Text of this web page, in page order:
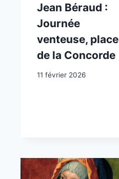
Jean Béraud :
Journée
venteuse, place
de la Concorde
11 février 2026